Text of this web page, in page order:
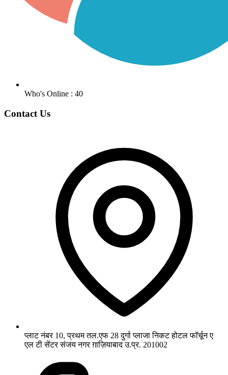
Who's Online : 40
Contact Us
प्लाट नंबर 10, प्रथम तल.एफ 28 दुर्गा प्लाजा निकट होटल फॉर्चून ए
एल टी सेंटर संजय नगर ग़ाज़ियाबाद उ.प्र. 201002